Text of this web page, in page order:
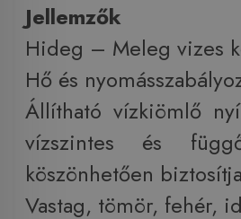
Jellemzők
Hideg – Meleg vizes
Hő és
Állítható vízkiömlő
vízszintes és
köszönhetően
Vastag, tömör, fehér,